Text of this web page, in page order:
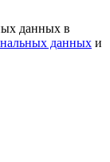
данных в
данных и